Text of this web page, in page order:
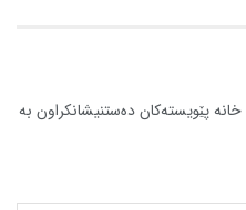
خانە پێویستەکان دەستنیشانکراون بە